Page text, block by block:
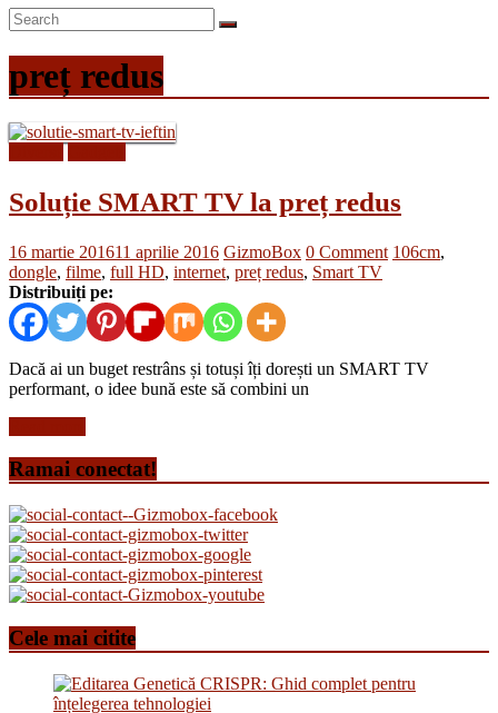
preț redus
Soluție SMART TV la preț redus
16 martie 201611 aprilie 2016 GizmoBox 0 Comment 106cm,
dongle, filme, full HD, internet, preț redus, Smart TV
Distribuiți pe:
Dacă ai un buget restrâns și totuși îți dorești un SMART TV
performant, o idee bună este să combini un
Ramai conectat!
Cele mai citite